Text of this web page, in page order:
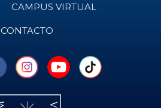
CAMPUS VIRTUAL
CONTACTO